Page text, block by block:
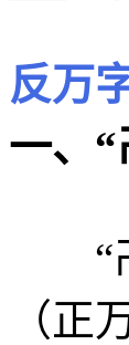
反万
一、“
“卍
（正